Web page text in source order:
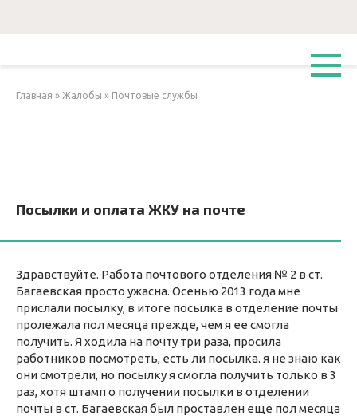
Главная » Жалобы » Почтовые службы
Посылки и оплата ЖКУ на почте
Здравствуйте. Работа почтового отделения № 2 в ст.
Багаевская просто ужасна. Осенью 2013 года мне
прислали посылку, в итоге посылка в отделение почты
пролежала пол месяца прежде, чем я ее смогла
получить. Я ходила на почту три раза, просила
работников посмотреть, есть ли посылка. я не знаю как
они смотрели, но посылку я смогла получить только в 3
раз, хотя штамп о получении посылки в отделении
почты в ст. Багаевская был проставлен еще пол месяца